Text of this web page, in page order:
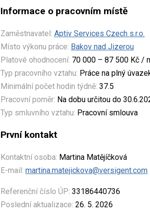
Informace o pracovním místě
Zaměstnavatel: Aptiv Services Czech s.r.o.
Místo výkonu práce: Bakov nad Jizerou
Platové ohodnocení: 70 000 – 87 500 Kč /
Typ pracovního vztahu: Práce na plný
Minimální počet hodin týdně: 37.5
Pracovní poměr: Na dobu určitou do
Typ smluvního vztahu: Pracovní smlouva
První kontakt
Kontaktní osoba: Martina Matějíčková
E-mail: martina.matejickova@versigent.com
Referenční číslo ÚP: 33186440736
Poslední aktualizace: 26. 5. 2026